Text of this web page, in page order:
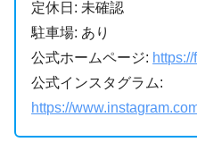
定休日: 未確認
駐車場: あり
公式ホームページ:
公式インスタグラム:
https://